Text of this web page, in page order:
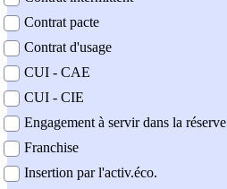
Contrat pacte
Contrat d'usage
CUI - CAE
CUI - CIE
Engagement à servir dans la réserve
Franchise
Insertion par l'activ.éco.